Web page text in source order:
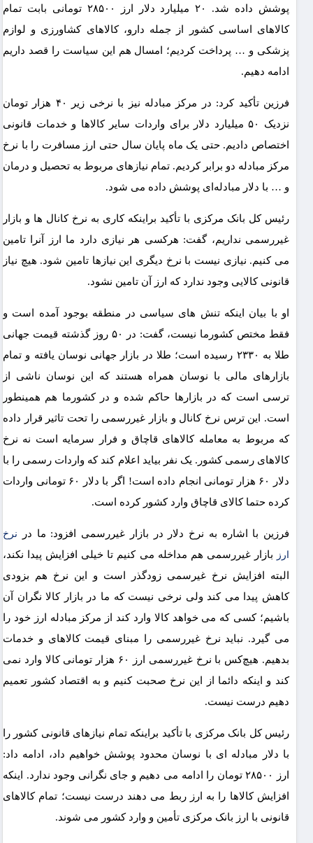
پوشش داده شد. ۲۰ میلیارد دلار ارز ۲۸۵۰۰ تومانی بابت تمام
کالاهای اساسی کشور از جمله دارو، کالاهای کشاورزی و لوازم
پزشکی و … پرداخت کردیم؛ امسال هم این سیاست را قصد داریم
ادامه دهیم.
فرزین تأکید کرد: در مرکز مبادله نیز با نرخی زیر ۴۰ هزار تومان
نزدیک ۵۰ میلیارد دلار برای واردات سایر کالاها و خدمات قانونی
اختصاص دادیم. حتی یک ماه پایان سال حتی ارز مسافرت را با نرخ
مرکز مبادله دو برابر کردیم. تمام نیازهای مربوط به تحصیل و درمان
و … با دلار مبادله‌ای پوشش داده می شود.
رئیس کل بانک مرکزی با تأکید براینکه کاری به نرخ کانال ها و بازار
غیررسمی نداریم، گفت: هرکسی هر نیازی دارد ما ارز آنرا تامین
می کنیم. نیازی نیست با نرخ دیگری این نیازها تامین شود. هیچ نیاز
قانونی کالایی وجود ندارد که ارز آن تامین نشود.
او با بیان اینکه تنش های سیاسی در منطقه بوجود آمده است و
فقط مختص کشورما نیست، گفت: در ۵۰ روز گذشته قیمت جهانی
طلا به ۲۳۳۰ رسیده است؛ طلا در بازار جهانی نوسان یافته و تمام
بازارهای مالی با نوسان همراه هستند که این نوسان ناشی از
ترسی است که در بازارها حاکم شده و در کشورما هم همینطور
است. این ترس نرخ کانال و بازار غیررسمی را تحت تاثیر قرار داده
که مربوط به معامله کالاهای قاچاق و فرار سرمایه است نه نرخ
کالاهای رسمی کشور. یک نفر بیاید اعلام کند که واردات رسمی را با
دلار ۶۰ هزار تومانی انجام داده است! اگر با دلار ۶۰ تومانی واردات
کرده حتما کالای قاچاق وارد کشور کرده است.
فرزین با اشاره به نرخ دلار در بازار غیررسمی افزود: ما در نرخ
ارز
بازار غیررسمی هم مداخله می کنیم تا خیلی افزایش پیدا نکند،
البته افزایش نرخ غیرسمی زودگذر است و این نرخ هم بزودی
کاهش پیدا می کند ولی نرخی نیست که ما در بازار کالا نگران آن
باشیم؛ کسی که می خواهد کالا وارد کند از مرکز مبادله ارز خود را
می گیرد. نباید نرخ غیررسمی را مبنای قیمت کالاهای و خدمات
بدهیم. هیچ‌کس با نرخ غیررسمی ارز ۶۰ هزار تومانی کالا وارد نمی
کند و اینکه دائما از این نرخ صحبت کنیم و به اقتصاد کشور تعمیم
دهیم درست نیست.
رئیس کل بانک مرکزی با تأکید براینکه تمام نیازهای قانونی کشور را
با دلار مبادله ای با نوسان محدود پوشش خواهیم داد، ادامه داد:
ارز ۲۸۵۰۰ تومان را ادامه می دهیم و جای نگرانی وجود ندارد. اینکه
افزایش کالاها را به ارز ربط می دهند درست نیست؛ تمام کالاهای
قانونی با ارز بانک مرکزی تأمین و وارد کشور می شوند.